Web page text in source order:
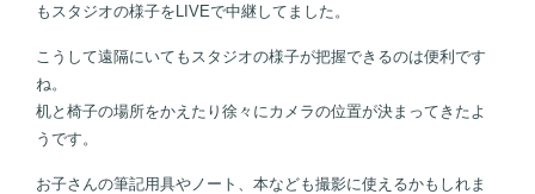
もスタジオの様子をLIVEで中継してました。
こうして遠隔にいてもスタジオの様子が把握できるのは便利です
ね。
机と椅子の場所をかえたり徐々にカメラの位置が決まってきたよ
うです。
お子さんの筆記用具やノート、本なども撮影に使えるかもしれま